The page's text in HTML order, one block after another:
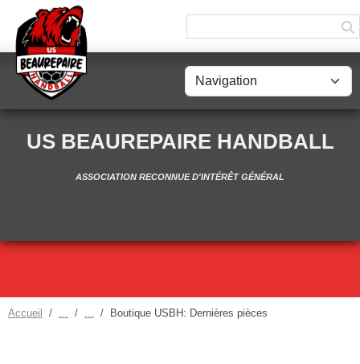
US BEAUREPAIRE HANDBALL
ASSOCIATION RECONNUE D'INTÉRÊT GÉNÉRAL
Accueil Boutique USBH: Dernières pièces
Panneau de gestion des cookies